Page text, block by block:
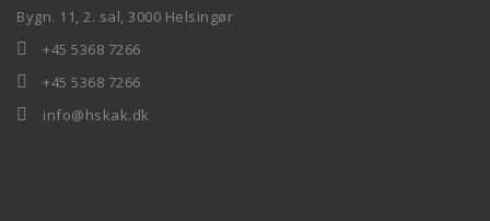
Bygn. 11, 2. sal, 3000 Helsingør
+45 5368 7266
+45 5368 7266
info@hskak.dk